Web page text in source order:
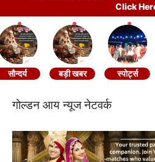
Click
सौन्दर्य बड़ी खबर स्पोर्ट्स
गोल्डन आय न्यूज नेटवर्क